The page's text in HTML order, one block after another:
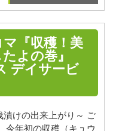
『収穫！美
よの巻』
デイサービ
けの出来上がり～ ご
今年初の収穫（キュウ